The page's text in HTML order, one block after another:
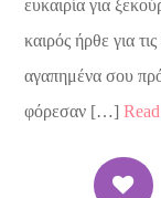
ευκαιρία για
καιρός ήρθε για
αγαπημένα σου
φόρεσαν […]